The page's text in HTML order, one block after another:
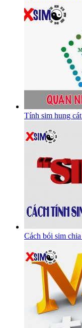
Tính sim hung
Cách bói sim